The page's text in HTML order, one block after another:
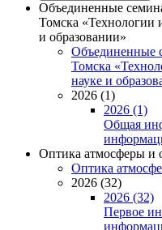
Объединенные
Томска «Технологии
и образовании»
Объединенные
Томска
науке и
2026 (1)
2026 (1)
Общая
Оптика атмосферы и
Оптика
2026 (32)
2026 (32)
Первое